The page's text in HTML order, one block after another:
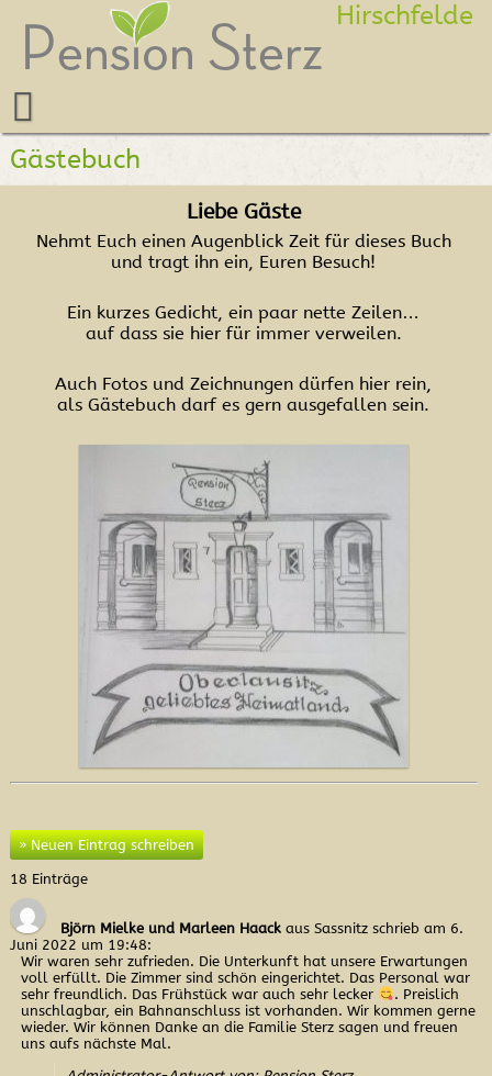
Hirschfelde
Gästebuch
Liebe Gäste
Nehmt Euch einen Augenblick Zeit für dieses Buch
und tragt ihn ein, Euren Besuch!
Ein kurzes Gedicht, ein paar nette Zeilen…
auf dass sie hier für immer verweilen.
Auch Fotos und Zeichnungen dürfen hier rein,
als Gästebuch darf es gern ausgefallen sein.
18 Einträge
Björn Mielke und Marleen Haack aus Sassnitz schrieb am 6.
Juni 2022 um 19:48:
Wir waren sehr zufrieden. Die Unterkunft hat unsere Erwartungen
voll erfüllt. Die Zimmer sind schön eingerichtet. Das Personal war
sehr freundlich. Das Frühstück war auch sehr lecker
. Preislich
unschlagbar, ein Bahnanschluss ist vorhanden. Wir kommen gerne
wieder. Wir können Danke an die Familie Sterz sagen und freuen
uns aufs nächste Mal.